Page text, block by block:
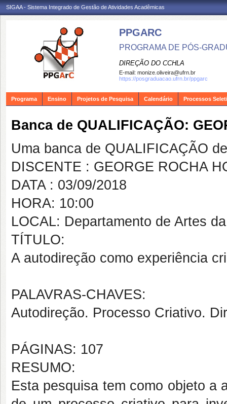
SIGAA - Sistema Integrado de Gestão de Atividades Acadêmicas
PPGARC
PROGRAMA DE PÓS-
DIREÇÃO DO CCHLA
E-mail: monize.oliveira@ufrn.br
https://posgraduacao.ufrn.br/ppgarc
Programa Ensino Projetos de Pesquisa Calendário Processos
Banca de QUALIFICAÇÃO:
Uma banca de QUALIFICAÇÃO
DISCENTE : GEORGE ROCHA
DATA : 03/09/2018
HORA: 10:00
LOCAL: Departamento de Artes
TÍTULO:
A autodireção como experiência
PALAVRAS-CHAVES:
Autodireção. Processo Criativo.
PÁGINAS: 107
RESUMO:
Esta pesquisa tem como objeto a